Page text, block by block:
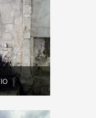
- καταϕύγιο